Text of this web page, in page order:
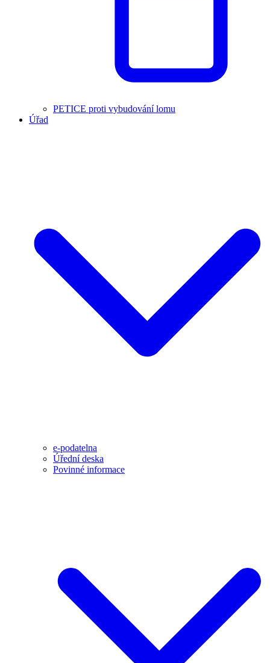
PETICE proti vybudování lomu
Úřad
e-podatelna
Úřední deska
Povinné informace